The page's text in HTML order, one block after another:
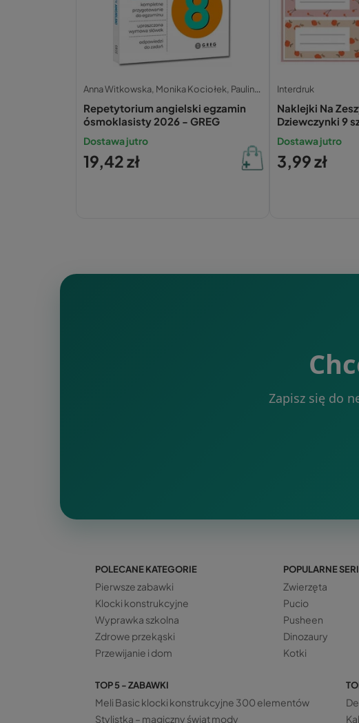
Anna Witkowska, Monika Kociołek, Paulina Miełgeś-Szostak,
Repetytorium angielski egzamin
ósmoklasisty 2026 - GREG
Dostawa jutro
19,42 zł
Interdruk
Naklejki Na
Dziewczynki 9
Dostawa jutro
3,99 zł
Zapisz się do
POLECANE KATEGORIE
Pierwsze zabawki
Klocki konstrukcyjne
Wyprawka szkolna
Zdrowe przekąski
Przewijanie i dom
POPULARNE
Zwierzęta
Pucio
Pusheen
Dinozaury
Kotki
TOP 5 - ZABAWKI
Meli Basic klocki konstrukcyjne 300 elementów
Stylistka – magiczny świat mody